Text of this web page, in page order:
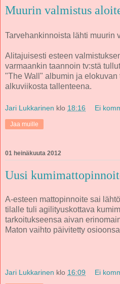
Muurin valmistus
Tarvehankinnoista lähti muurin
Alitajuisesti esteen
varmaankin taannoin tv:stä
"The Wall" albumin ja
alkuviikosta tallenteena.
Jari Lukkarinen klo 18:16 Ei
Jaa muille
01 heinäkuuta 2012
Uusi
A-esteen mattopinnoite sai
tilalle tuli agilityuskottava
tarkoitukseensa aivan
Maton vaihto päivitetty
Jari Lukkarinen klo 16:09 Ei